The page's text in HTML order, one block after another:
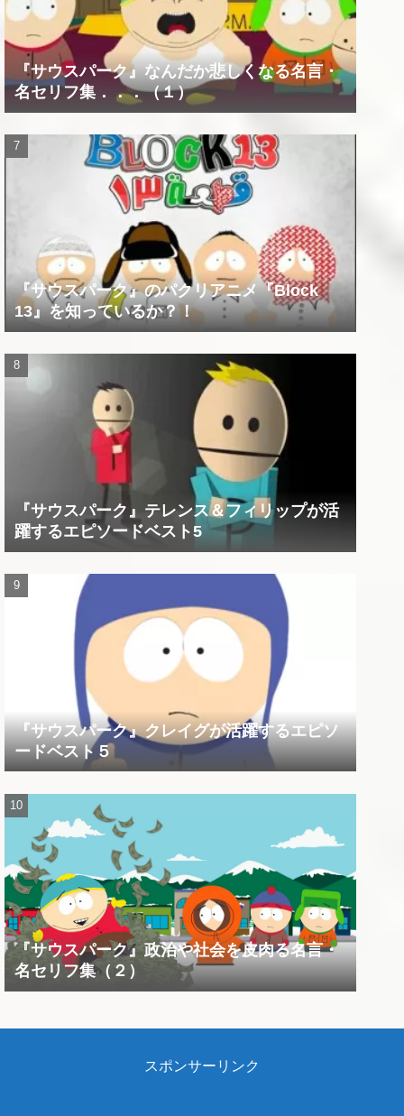
『サウスパーク』なんだか悲しくなる名言・
名セリフ集．．．（１）
『サウスパーク』のパクリアニメ『Block
13』を知っているか？！
『サウスパーク』テレンス＆フィリップが活
躍するエピソードベスト5
『サウスパーク』クレイグが活躍するエピソ
ードベスト５
『サウスパーク』政治や社会を皮肉る名言・
名セリフ集（２）
スポンサーリンク